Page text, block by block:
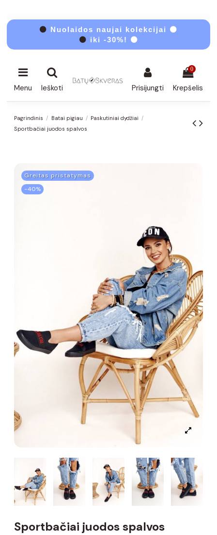
⚫ Nuolaidos naujai kolekcijai ⚫
⚫ iki -30%! ⚫
Menu Ieškoti Prisijungti
0
Krepšelis
Pagrindinis Batai pigiau
Paskutiniai dydžiai
Sportbačiai juodos spalvos
Greitas pristatymas
−40%
Sportbačiai juodos spalvos